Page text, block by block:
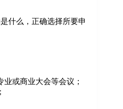
什么，正确选择所要申
或商业大会等会议；